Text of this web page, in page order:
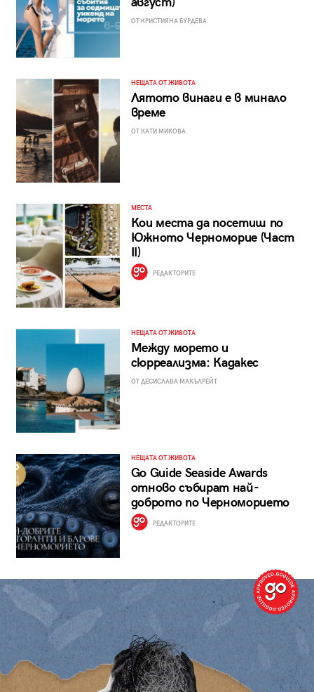
ОТ КРИСТИЯНА БУРДЕВА
НЕЩАТА ОТ ЖИВОТА
Лятото винаги е в минало
време
ОТ КАТИ МИКОВА
МЕСТА
Кои места да посетиш по
Южното Черноморие (Част
II)
РЕДАКТОРИТЕ
НЕЩАТА ОТ ЖИВОТА
Между морето и
сюрреализма: Кадакес
ОТ ДЕСИСЛАВА МАКЪЛРЕЙТ
НЕЩАТА ОТ ЖИВОТА
Go Guide Seaside Awards
отново събират най-
доброто по Черноморието
РЕДАКТОРИТЕ